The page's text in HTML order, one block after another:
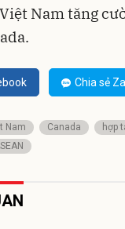
Nam tăng
Chia sẻ
Nam Canada hợp